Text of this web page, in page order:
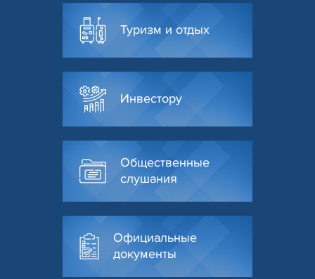
Туризм и отдых
Инвестору
Общественные
слушания
Официальные
документы